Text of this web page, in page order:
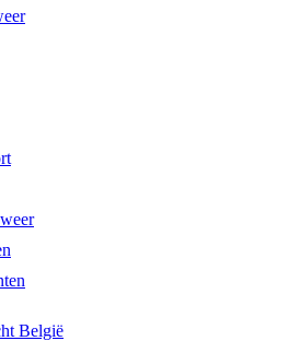
België